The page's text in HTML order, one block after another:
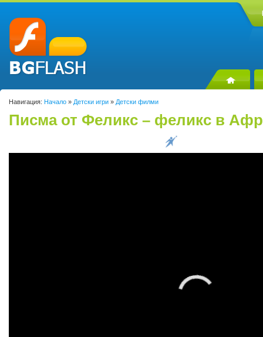
Навигация: Начало » Детски игри » Детски филми
Писма от Феликс – феликс в